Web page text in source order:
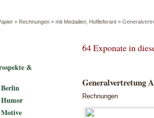
» Rechnungen » mit Medaiilen, Hoflieferant »
64 Exponate in
Generalvertretung
Rechnungen
&